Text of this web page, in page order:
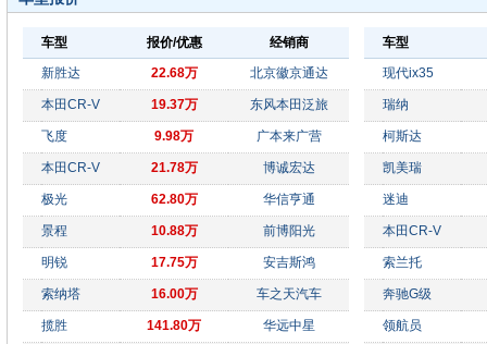
车型 报价/优惠
经销商
新胜达
22.68万 北京徽京通达
本田CR-V 19.37万 东风本田泛旅
飞度 9.98万 广本来广营
本田CR-V 21.78万 博诚宏达
极光 62.80万 华信亨通
景程 10.88万 前博阳光
明锐 17.75万 安吉斯鸿
索纳塔 16.00万 车之天汽车
揽胜 141.80万 华远中星
车型
现代ix35
瑞纳
柯斯达
凯美瑞
迷迪
本田CR-V
索兰托
奔驰G级
领航员